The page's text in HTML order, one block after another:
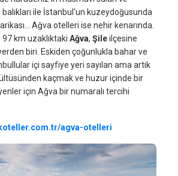
ile İstanbul'un kuzeydoğusunda
Ağva otelleri ise nehir kenarında.
km uzaklıktaki Ağva, Şileilçesine
biri. Eskiden çoğunlukla bahar ve
içi sayfiye yeri sayılan ama artık
kaçmak ve huzur içinde bir
için Ağva bir numaralı tercihi
agva-otelleri